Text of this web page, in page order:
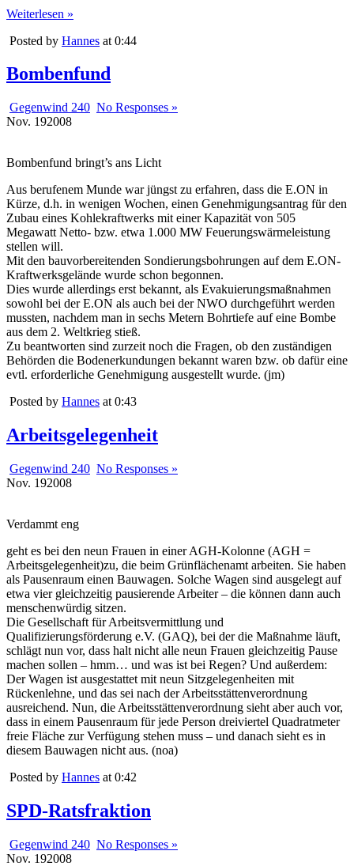
Weiterlesen »
Posted by Hannes at 0:44
Bombenfund
Gegenwind 240 No Responses »
Nov. 192008
Bombenfund bringt’s ans Licht
Aus berufenem Munde war jüngst zu erfahren, dass die E.ON in
Kürze, d.h. in wenigen Wochen, einen Genehmigungsantrag für den
Zubau eines Kohlekraftwerks mit einer Kapazität von 505
Megawatt Netto- bzw. etwa 1.000 MW Feuerungswärmeleistung
stellen will.
Mit den bauvorbereitenden Sondierungsbohrungen auf dem E.ON-
Kraftwerksgelände wurde schon begonnen.
Dies wurde allerdings erst bekannt, als Evakuierungsmaßnahmen
sowohl bei der E.ON als auch bei der NWO durchgeführt werden
mussten, nachdem man in sechs Metern Bohrtiefe auf eine Bombe
aus dem 2. Weltkrieg stieß.
Zu beantworten sind zurzeit noch die Fragen, ob den zuständigen
Behörden die Bodenerkundungen bekannt waren bzw. ob dafür eine
evtl. erforderliche Genehmigung ausgestellt wurde. (jm)
Posted by Hannes at 0:43
Arbeitsgelegenheit
Gegenwind 240 No Responses »
Nov. 192008
Verdammt eng
geht es bei den neun Frauen in einer AGH-Kolonne (AGH =
Arbeitsgelegenheit)zu, die beim Grünflächenamt arbeiten. Sie haben
als Pausenraum einen Bauwagen. Solche Wagen sind ausgelegt auf
etwa vier gleichzeitig pausierende Arbeiter – die können dann auch
menschenwürdig sitzen.
Die Gesellschaft für Arbeitsvermittlung und
Qualifizierungsförderung e.V. (GAQ), bei der die Maßnahme läuft,
schlägt nun vor, dass halt nicht alle neun Frauen gleichzeitig Pause
machen sollen – hmm… und was ist bei Regen? Und außerdem:
Der Wagen ist ausgestattet mit neun Sitzgelegenheiten mit
Rückenlehne, und das sei nach der Arbeitsstättenverordnung
ausreichend. Nun, die Arbeitsstättenverordnung sieht aber auch vor,
dass in einem Pausenraum für jede Person dreiviertel Quadratmeter
freie Fläche zur Verfügung stehen muss – und danach sieht es in
diesem Bauwagen nicht aus. (noa)
Posted by Hannes at 0:42
SPD-Ratsfraktion
Gegenwind 240 No Responses »
Nov. 192008